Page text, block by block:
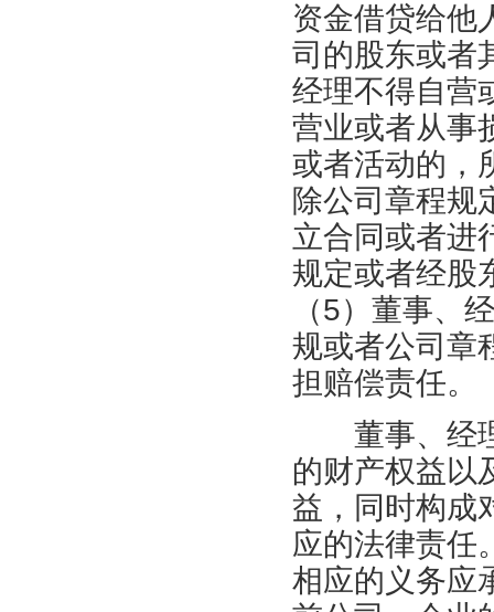
资金借贷给他
司的股东或者
经理不得自营
营业或者从事
或者活动的，
除公司章程规
立合同或者进
规定或者经股
（5）董事、
规或者公司章
担赔偿责任。
董事、经理
的财产权益以
益，同时构成
应的法律责任
相应的义务应